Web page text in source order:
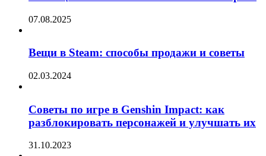
07.08.2025
Вещи в Steam: способы продажи и советы
02.03.2024
Советы по игре в Genshin Impact: как
разблокировать персонажей и улучшать их
31.10.2023